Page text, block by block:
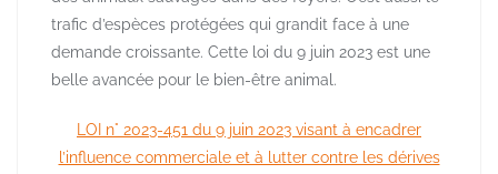
trafic d’espèces protégées qui grandit face à une
demande croissante. Cette loi du 9 juin 2023 est une
belle avancée pour le bien-être animal.
LOI n° 2023-451 du 9 juin 2023 visant à encadrer
l’influence commerciale et à lutter contre les dérives